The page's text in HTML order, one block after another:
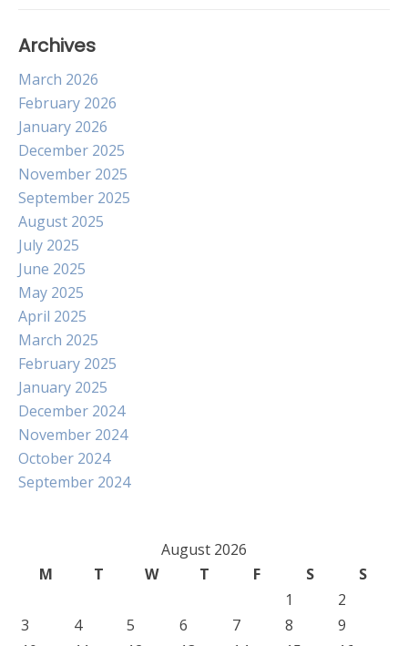
Archives
March 2026
February 2026
January 2026
December 2025
November 2025
September 2025
August 2025
July 2025
June 2025
May 2025
April 2025
March 2025
February 2025
January 2025
December 2024
November 2024
October 2024
September 2024
August 2026
M
T W T F S
S
1
2
3
4 5 6 7 8
9